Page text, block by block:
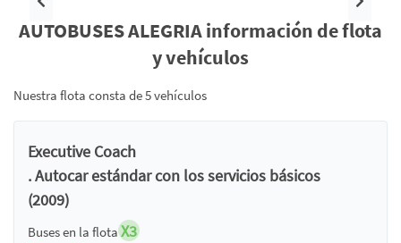
Anterior
AUTOBUSES ALEGRIA información de flota
y vehículos
Nuestra flota consta de 5 vehículos
Executive Coach
. Autocar estándar con los servicios básicos
(2009)
Buses en la flota X3